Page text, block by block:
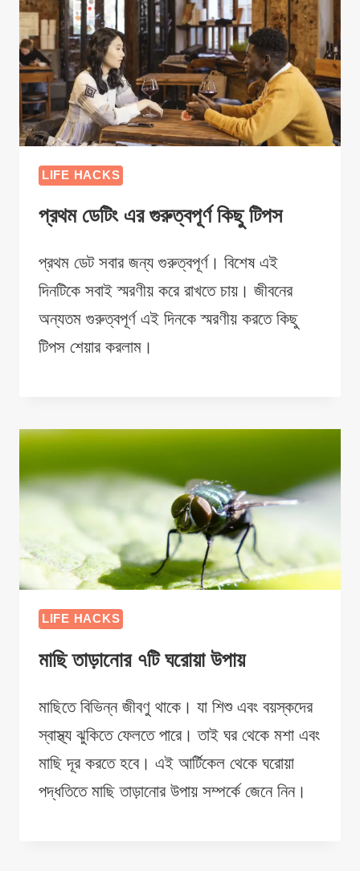
LIFE HACKS
প্রথম ডেটিং এর গুরুত্বপূর্ণ কিছু টিপস
প্রথম ডেট সবার জন্য গুরুত্বপূর্ণ। বিশেষ এই
দিনটিকে সবাই স্মরণীয় করে রাখতে চায়। জীবনের
অন্যতম গুরুত্বপূর্ণ এই দিনকে স্মরণীয় করতে কিছু
টিপস শেয়ার করলাম।
LIFE HACKS
মাছি তাড়ানোর ৭টি ঘরোয়া উপায়
মাছিতে বিভিন্ন জীবণু থাকে। যা শিশু এবং বয়স্কদের
স্বাস্থ্য ঝুকিতে ফেলতে পারে। তাই ঘর থেকে মশা এবং
মাছি দূর করতে হবে। এই আর্টিকেল থেকে ঘরোয়া
পদ্ধতিতে মাছি তাড়ানোর উপায় সম্পর্কে জেনে নিন।